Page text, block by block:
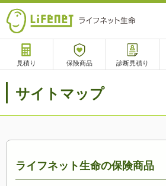
見積り 保険商品 診断見積り
サポート
サイトマップ
ライフネット生命の保険商品